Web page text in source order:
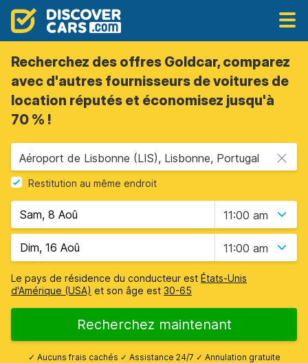
Recherchez des offres Goldcar, comparez
avec d'autres fournisseurs de voitures de
location réputés et économisez jusqu'à
70 % !
Aéroport de Lisbonne (LIS), Lisbonne, Portugal
Restitution au même endroit
11:00 am
11:00 am
Le pays de résidence du conducteur est États-Unis
d'Amérique (USA) et son âge est 30-65
Recherchez maintenant
✓ Aucuns frais cachés ✓ Assistance 24/7 ✓ Annulation gratuite